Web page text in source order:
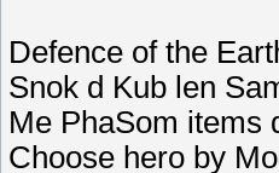
Defence of the
Snok d Kub len
Me PhaSom items
Choose hero by